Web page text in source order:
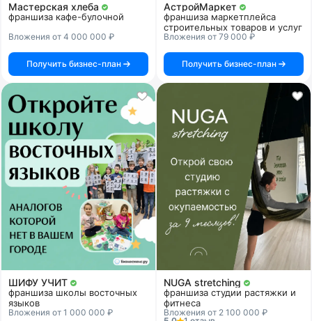
Мастерская хлеба
франшиза кафе-булочной
Вложения от 4 000 000 ₽
Получить бизнес-план
АстройМаркет
франшиза маркетплейса
строительных товаров и услуг
Вложения от 79 000 ₽
Получить бизнес-план
ШИФУ УЧИТ
франшиза школы восточных
языков
Вложения от 1 000 000 ₽
NUGA stretching
франшиза студии растяжки и
фитнеса
Вложения от 2 100 000 ₽